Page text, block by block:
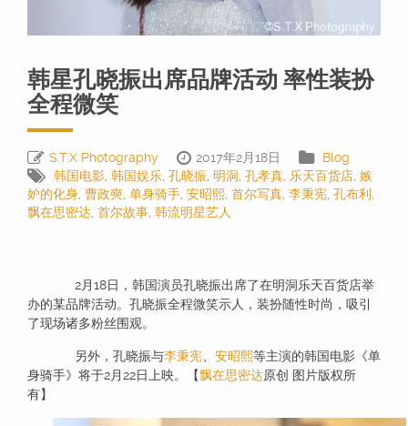
韩星孔晓振出席品牌活动 率性装扮
全程微笑
S.T.X Photography 2017年2月18日
Blog
韩国电影, 韩国娱乐, 孔晓振, 明洞, 孔孝真, 乐天百货店, 嫉
妒的化身, 曹政奭, 单身骑手, 安昭熙, 首尔写真, 李秉宪, 孔布利 ,
飘在思密达, 首尔故事, 韩流明星艺人
2月18日，韩国演员孔晓振出席了在明洞乐天百货店举
办的某品牌活动。孔晓振全程微笑示人，装扮随性时尚，吸引
了现场诸多粉丝围观。
另外，孔晓振与李秉宪、 安昭熙等主演的韩国电影《单
身骑手》将于2月22日上映。【飘在思密达原创 图片版权所
有】